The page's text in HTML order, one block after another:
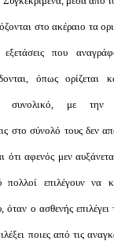
στο ακέραιο τα
που
όπως
συνολικό, με την
στο σύνολό τους δεν
ότι αφενός μεν
πολλοί επιλέγουν να
ο ασθενής επιλέγει
ποιες από τις